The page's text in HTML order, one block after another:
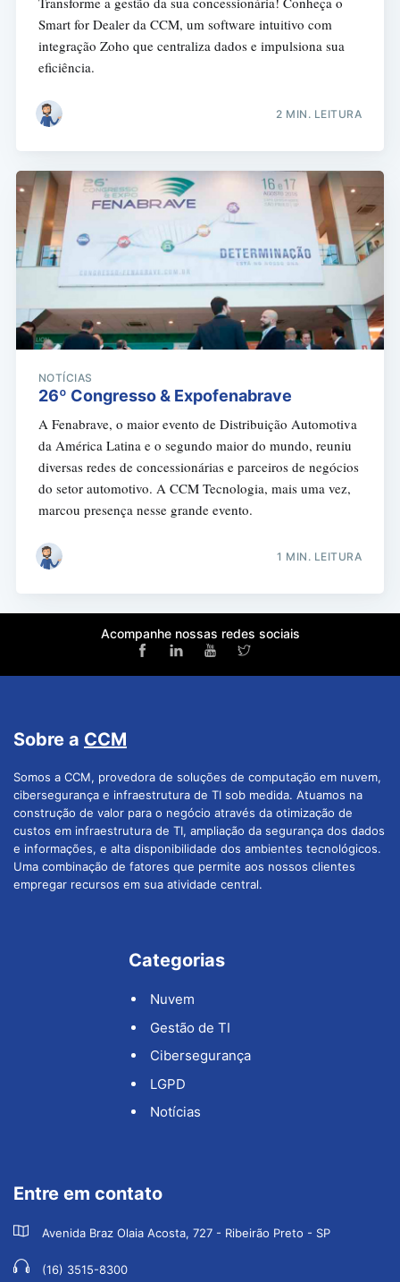
Smart for Dealer da CCM, um software intuitivo com
integração Zoho que centraliza dados e impulsiona sua
eficiência.
2 MIN. LEITURA
NOTÍCIAS
26º Congresso & Expofenabrave
A Fenabrave, o maior evento de Distribuição Automotiva
da América Latina e o segundo maior do mundo, reuniu
diversas redes de concessionárias e parceiros de negócios
do setor automotivo. A CCM Tecnologia, mais uma vez,
marcou presença nesse grande evento.
1 MIN. LEITURA
Acompanhe nossas redes sociais
Sobre a CCM
Somos a CCM, provedora de soluções de computação em nuvem,
cibersegurança e infraestrutura de TI sob medida. Atuamos na
construção de valor para o negócio através da otimização de
custos em infraestrutura de TI, ampliação da segurança dos dados
e informações, e alta disponibilidade dos ambientes tecnológicos.
Uma combinação de fatores que permite aos nossos clientes
empregar recursos em sua atividade central.
Categorias
Nuvem
Gestão de TI
Cibersegurança
LGPD
Notícias
Entre em contato
Avenida Braz Olaia Acosta, 727 - Ribeirão Preto - SP
(16) 3515-8300